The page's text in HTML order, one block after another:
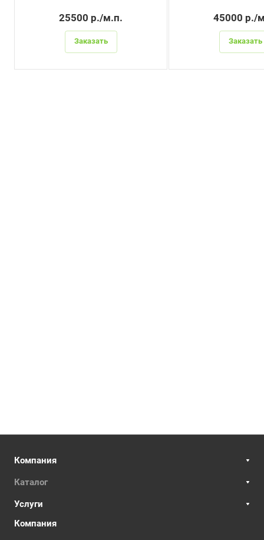
25500 р./м.п.
Заказать
45000 р./
Заказать
Компания
Каталог
Услуги
Компания